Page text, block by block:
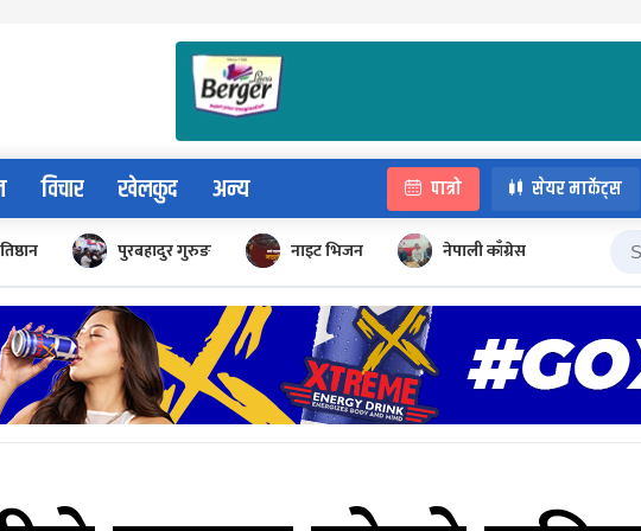
विचार खेलकुद अन्य पात्रो सेयर मार्केट्स
पुरबहादुर गुरुङ नाइट भिजन नेपाली काँग्रेस